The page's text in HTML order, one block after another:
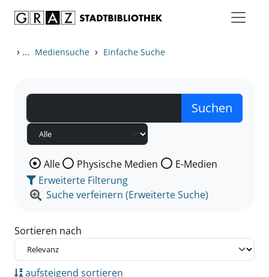
› ... Mediensuche › Einfache Suche
Wählen Sie die Medienart nach der Sie suchen wollen.
Alle Physische Medien
E-Medien
Erweiterte Filterung
Suche verfeinern (Erweiterte Suche)
Sortieren nach
aufsteigend sortieren